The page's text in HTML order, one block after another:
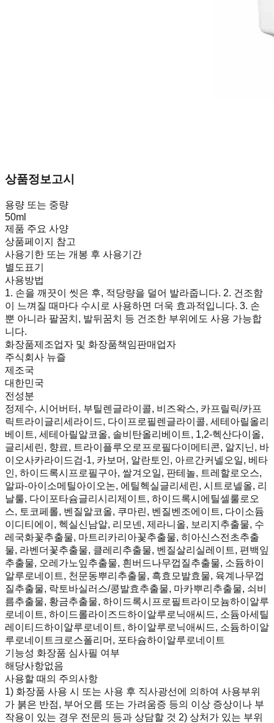
상품정보고시
용량 또는 중량
50ml
제품 주요 사양
상품페이지 참고
사용기한 또는 개봉 후 사용기간
별도표기
사용방법
1. 손을 깨끗이 씻은 후, 적당량을 덜어 발라줍니다. 2. 건조함
이 느껴질 때마다 수시로 사용하면 더욱 효과적입니다. 3. 손
뿐 아니라 팔꿈치, 발뒤꿈치 등 건조한 부위에도 사용 가능합
니다.
화장품제조업자 및 화장품책임판매업자
주식회사 뉴즐
제조국
대한민국
전성분
정제수, 시어버터, 부틸렌글라이콜, 비즈왁스, 카프릴릭/카프
릭트라이글리세라이드, 다이프로필렌글라이콜, 세테아릴올리
베이트, 세테아릴알코올, 솔비탄올리베이트, 1,2-헥산다이올,
글리세린, 향료, 트라이플루오로프로필다이메티콘, 알지닌, 바
이오사카라이드검-1, 카보머, 알란토인, 아르간커넬오일, 베타
인, 하이드록시프로필구아, 쌀겨오일, 판테놀, 트레할로오스,
알파-아이소메틸아이오논, 에틸헥실글리세린, 시트로넬올, 리
날룰, 다이포타슘글리시리제이트, 하이드록시에틸셀룰로오
스, 토코페롤, 벤질알코올, 쿠마린, 벤질벤조에이트, 다이소듐
이디티에이, 헥실신남알, 리모넨, 제라니올, 보리지추출물, 수
레국화꽃추출물, 마트리카리아꽃추출물, 히아신스전초추출
물, 라벤더꽃추출물, 클레리추출물, 벤질살리실레이트, 편백잎
추출물, 오레가노잎추출물, 흰버드나무껍질추출물, 소듐하이
알루로네이트, 천문동뿌리추출물, 흑효모발효물, 육계나무껍
질추출물, 락토바실러스/콩발효추출물, 마카뿌리추출물, 쇠비
름추출물, 황금추출물, 하이드록시프로필트라이모늄하이알루
로네이트, 하이드롤라이즈드하이알루로닉애씨드, 소듐아세틸
레이티드하이알루로네이트, 하이알루로닉애씨드, 소듐하이알
루로네이트크로스폴리머, 포타슘하이알루로네이트
기능성 화장품 심사필 여부
해당사항없음
사용할 때의 주의사항
1) 화장품 사용 시 또는 사용 후 직사광선에 의하여 사용부위
가 붉은 반점, 부어오름 또는 가려움증 등의 이상 증상이나 부
작용이 있는 경우 전문의 등과 상담할 것 2) 상처가 있는 부위